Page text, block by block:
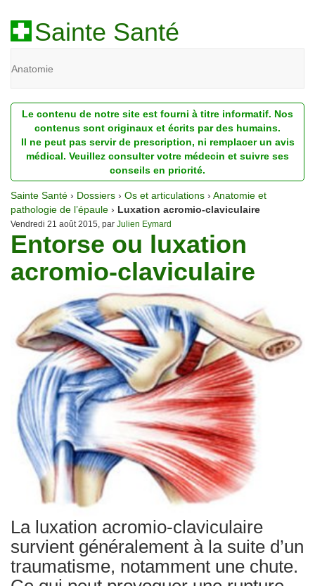
Sainte Santé
Anatomie
Diagnostic
Dossiers
Homéopathie
Nutrition
Pathologie
Psychologie
Traitements
Le contenu de notre site est fourni à titre informatif. Nos
contenus sont originaux et écrits par des humains.
Il ne peut pas servir de prescription, ni remplacer un avis
médical. Veuillez consulter votre médecin et suivre ses
conseils en priorité.
Sainte Santé › Dossiers › Os et articulations › Anatomie et
pathologie de l’épaule › Luxation acromio-claviculaire
Vendredi 21 août 2015, par Julien Eymard
Entorse ou luxation
acromio-claviculaire
La luxation acromio-claviculaire
survient généralement à la suite d’un
traumatisme, notamment une chute.